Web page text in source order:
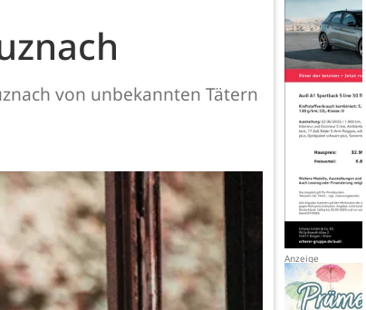
von unbekannten Tätern